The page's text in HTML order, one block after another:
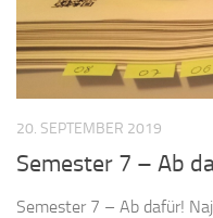
20. SEPTEMBER 2019
Semester 7 – Ab
Semester 7 – Ab dafür!